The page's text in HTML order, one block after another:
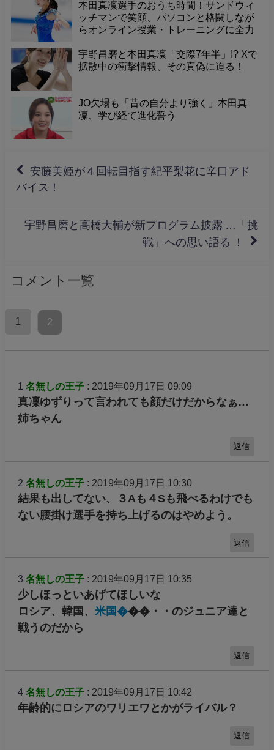
本田真凜選手のおうち時間！サンドウィ
ッチマンで笑顔、パソコンと格闘しなが
らオンライン授業・トレーニングに全力
宇野昌磨と本田真凜「交際7年半」!? Xで
拡散中の衝撃情報、その真偽に迫る！
JO欠場も「昔の自分より強く」本田真
凜、学び経て進化誓う
安藤美姫が４回転目指す紀平梨花に辛口アド
バイス！
宇野昌磨と高橋大輔が新プログラム披露 …「挑
戦」への思い語る ！
コメント一覧
1 2
1 名無しの王子: 2019年09月17日 09:09
真凜ゆずりって言われても顔だけだからなぁ…
姉ちゃん
返信
2 名無しの王子: 2019年09月17日 10:30
結果も出してない、３Aも４Sも飛べるわけでも
ない腰掛け選手を持ち上げるのはやめよう。
返信
3 名無しの王子: 2019年09月17日 10:35
少しほっといあげてほしいな
ロシア、韓国、 米国���・・のジュニア達と
戦うのだから
返信
4 名無しの王子: 2019年09月17日 10:42
年齢的にロシアのワリエワとかがライバル？
返信